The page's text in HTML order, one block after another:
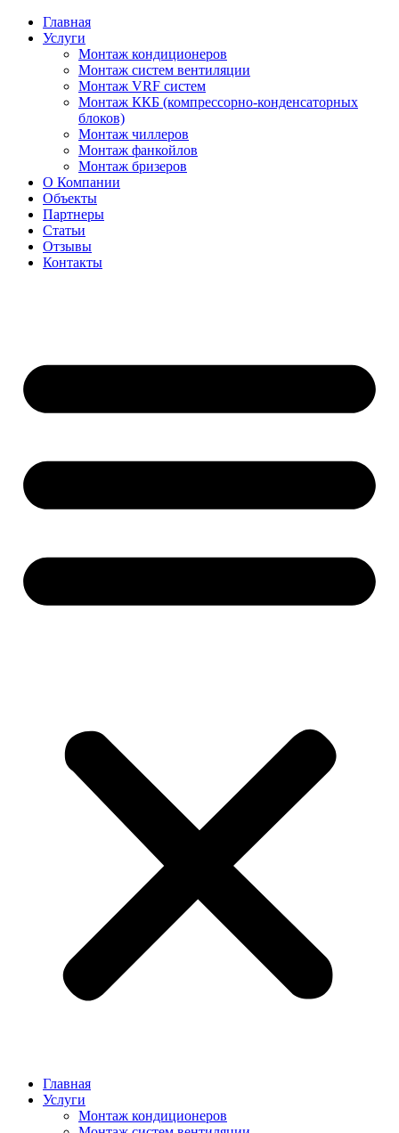
Главная
Услуги
Монтаж кондиционеров
Монтаж cистем вентиляции
Монтаж VRF систем
Монтаж ККБ (компрессорно-конденсаторных
блоков)
Монтаж чиллеров
Монтаж фанкойлов
Монтаж бризеров
О Компании
Объекты
Партнеры
Статьи
Отзывы
Контакты
Главная
Услуги
Монтаж кондиционеров